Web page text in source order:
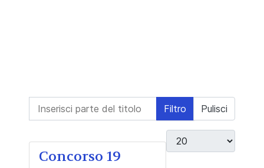
Inserisci parte del titolo Filtro Pulisci
Visualizza #
Concorso 19